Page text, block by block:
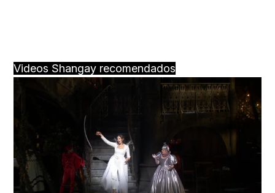
Videos Shangay recomendados